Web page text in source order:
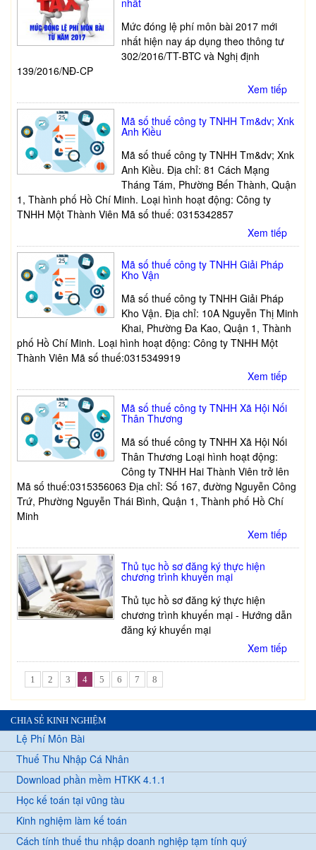
Mức đóng lệ phí môn bài 2017 mới
nhất hiện nay áp dụng theo thông tư
302/2016/TT-BTC và Nghị định
139/2016/NĐ-CP
Xem tiếp
Mã số thuế công ty TNHH Tm&dv; Xnk
Anh Kiều
Mã số thuế công ty TNHH Tm&dv; Xnk
Anh Kiều. Địa chỉ: 81 Cách Mạng
Tháng Tám, Phường Bến Thành, Quận
1, Thành phố Hồ Chí Minh. Loại hình hoạt động: Công ty
TNHH Một Thành Viên Mã số thuế: 0315342857
Xem tiếp
Mã số thuế công ty TNHH Giải Pháp
Kho Vận
Mã số thuế công ty TNHH Giải Pháp
Kho Vận. Địa chỉ: 10A Nguyễn Thị Minh
Khai, Phường Đa Kao, Quận 1, Thành
phố Hồ Chí Minh. Loại hình hoạt động: Công ty TNHH Một
Thành Viên Mã số thuế:0315349919
Xem tiếp
Mã số thuế công ty TNHH Xã Hội Nối
Thân Thương
Mã số thuế công ty TNHH Xã Hội Nối
Thân Thương Loại hình hoạt động:
Công ty TNHH Hai Thành Viên trở lên
Mã số thuế:0315356063 Địa chỉ: Số 167, đường Nguyễn Công
Trứ, Phường Nguyễn Thái Bình, Quận 1, Thành phố Hồ Chí
Minh
Xem tiếp
Thủ tục hồ sơ đăng ký thực hiện
chương trình khuyến mại
Thủ tục hồ sơ đăng ký thực hiện
chương trình khuyến mại - Hướng dẫn
đăng ký khuyến mại
Xem tiếp
1 2 3 4 5 6 7 8
CHIA SẺ KINH NGHIỆM
Lệ Phí Môn Bài
Thuế Thu Nhập Cá Nhân
Download phần mềm HTKK 4.1.1
Học kế toán tại vũng tàu
Kinh nghiệm làm kế toán
Cách tính thuế thu nhập doanh nghiệp tạm tính quý